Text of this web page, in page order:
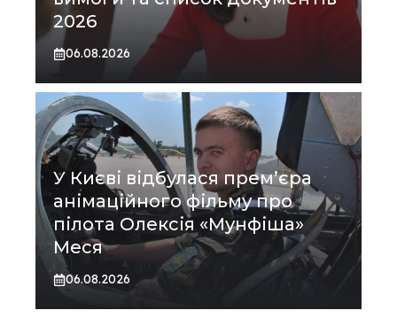
2026
06.08.2026
У Києві відбулася прем’єра
анімаційного фільму про
пілота Олексія «Мунфіша»
Меся
06.08.2026